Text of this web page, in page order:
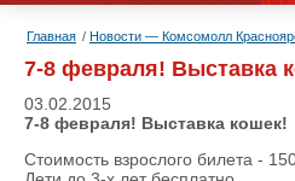
Главная Новости — Комсомолл
7-8 февраля! Выставка
03.02.2015
7-8 февраля! Выставка кошек!
Стоимость взрослого билета -